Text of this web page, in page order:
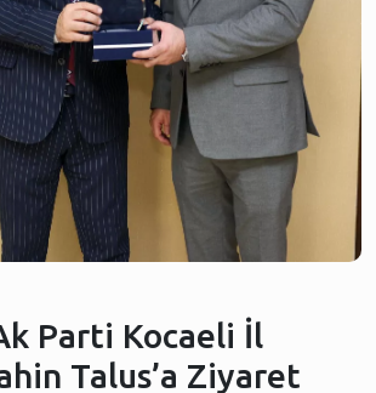
Parti Kocaeli İl
Talus’a Ziyaret